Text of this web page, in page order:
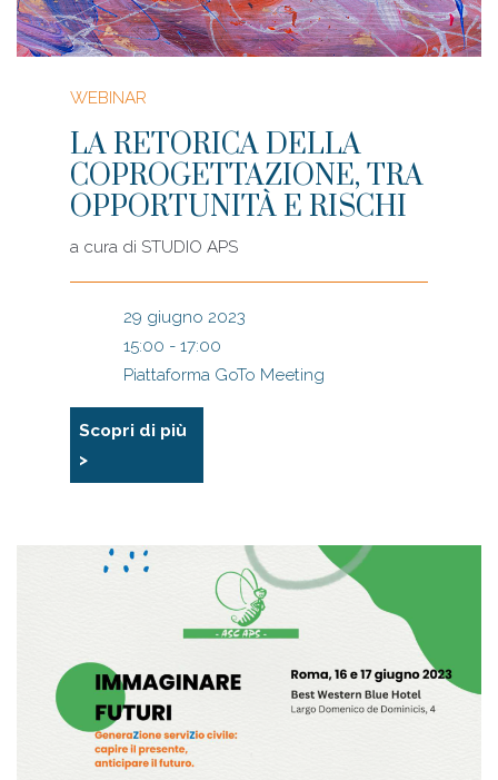
WEBINAR
LA RETORICA DELLA
COPROGETTAZIONE, TRA
OPPORTUNITÀ E RISCHI
a cura di STUDIO APS
29 giugno 2023
15:00 - 17:00
Piattaforma GoTo Meeting
Scopri di più
>